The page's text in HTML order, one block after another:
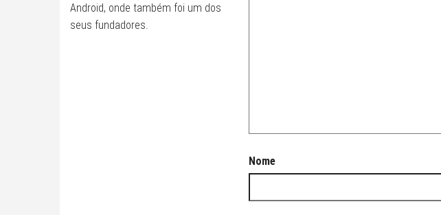
Android, onde também foi um dos
seus fundadores.
Nome